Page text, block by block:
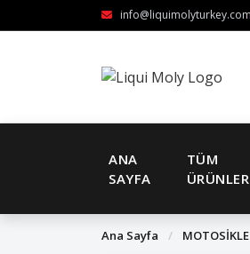
info@liquimolyturkey.com
ANA
SAYFA
TÜM
ÜRÜNLER
Ana Sayfa /